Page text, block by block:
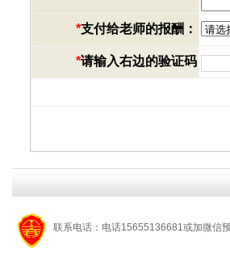
*支付给老师的报酬：
*请输入右边的验证码
联系电话：电话15655136681或加微信